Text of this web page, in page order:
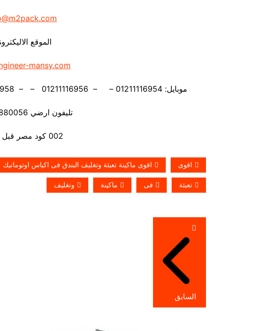
الموقع
mansy.com
موبايل: 01211116954 – – 01211116956 – – 01211116958 – 01211116959 – 01211116962
تليفون ارضي 0225880056
002 كود مصر قبل الرقم
اقوى اقوى ماكينة تعبئة وتغليف البندق فى اكياس اوتوماتيك
تعبئة فى ماكينة وتغليف
تصفّح
المقالات
السابق